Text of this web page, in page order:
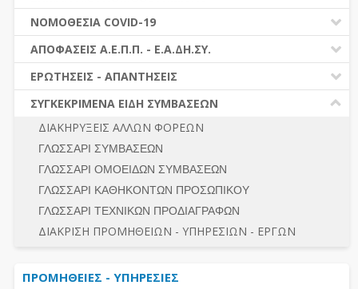
ΔΗΜΟΣΙΕΣ ΣΥΜΒΑΣΕΙΣ (Ν. 4412/2016)
ΔΗΜΟΤΙΚΟΣ ΚΩΔΙΚΑΣ (Ν.3463/2006)
ΚΑΛΛΙΚΡΑΤΗΣ (Ν.3852/2010)
ΝΟΜΟΘΕΣΙΑ - ΝΟΜΟΛΟΓΙΑ (ΣΥΝΟΛΟ)
ΝΟΜΟΘΕΣΙΑ COVID-19
ΝΟΜΟΘΕΣΙΑ - ΝΟΜΟΛΟΓΙΑ COVID -19
ΕΡΩΤΗΣΕΙΣ - ΑΠΑΝΤΗΣΕΙΣ
ΑΠΟΦΑΣΕΙΣ Α.Ε.Π.Π. - Ε.Α.ΔΗ.ΣΥ.
ΠΡΟΔΙΚΑΣΤΙΚΗ ΠΡΟΣΦΥΓΗ
ΓΕΝΙΚΟΙ ΚΑΝΟΝΕΣ
ΔΙΚΑΙΟΥΜΕΝΟΙ ΣΥΜΜΕΤΟΧΗΣ
ΠΡΟΣΦΟΡΕΣ – ΔΙΚΑΙΟΛΟΓΗΤΙΚΑ ΣΥΜΜΕΤΟΧΗΣ
ΔΙΕΞΑΓΩΓΗ ΔΙΑΔΙΚΑΣΙΑΣ
ΕΣΗΔΗΣ – ΚΗΜΔΗΣ
ΠΕΡΙΛΗΨΕΙΣ ΑΠΟΦΑΣΕΩΝ Α.Ε.Π.Π. - Ε.Α.ΔΗ.ΣΥ.
ΣΥΝΟΛΟ
ΕΡΩΤΗΣΕΙΣ - ΑΠΑΝΤΗΣΕΙΣ
Ν. 4782/2021 - ΤΡΟΠΟΠΟΙΗΣΗ 4412/2016
ΔΙΕΞΑΓΩΓΗ ΔΙΑΔΙΚΑΣΙΑΣ
ΔΙΑΔΙΚΑΣΙΕΣ ΑΝΑΘΕΣΗΣ
ΓΕΝΙΚΟΙ ΚΑΝΟΝΕΣ
ΠΡΟΕΤΟΙΜΑΣΙΑ - ΔΗΜΟΣΙΟΤΗΤΑ
ΛΟΓΟΙ ΑΠΟΚΛΕΙΣΜΟΥ-ΔΙΚΑΙΟΥΜΕΝΟΙ ΣΥΜΜΕΤΟΧΗΣ
ΠΡΟΣΦΟΡΕΣ - ΔΙΚΑΙΟΛΟΓΗΤΙΚΑ ΣΥΜΜΕΤΟΧΗΣ
ΣΥΓΚΕΚΡΙΜΕΝΑ ΕΙΔΗ ΣΥΜΒΑΣΕΩΝ
ΔΙΑΚΗΡΥΞΕΙΣ ΑΛΛΩΝ ΦΟΡΕΩΝ
ΓΛΩΣΣΑΡΙ ΣΥΜΒΑΣΕΩΝ
ΓΛΩΣΣΑΡΙ ΟΜΟΕΙΔΩΝ ΣΥΜΒΑΣΕΩΝ
ΓΛΩΣΣΑΡΙ ΚΑΘΗΚΟΝΤΩΝ ΠΡΟΣΩΠΙΚΟΥ
ΓΛΩΣΣΑΡΙ ΤΕΧΝΙΚΩΝ ΠΡΟΔΙΑΓΡΑΦΩΝ
ΔΙΑΚΡΙΣΗ ΠΡΟΜΗΘΕΙΩΝ - ΥΠΗΡΕΣΙΩΝ - ΕΡΓΩΝ
ΠΡΟΜΗΘΕΙΕΣ - ΥΠΗΡΕΣΙΕΣ